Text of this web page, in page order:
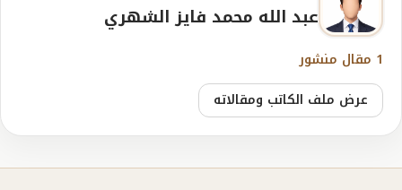
عبد الله محمد فايز الشهري
1 مقال منشور
عرض ملف الكاتب ومقالاته